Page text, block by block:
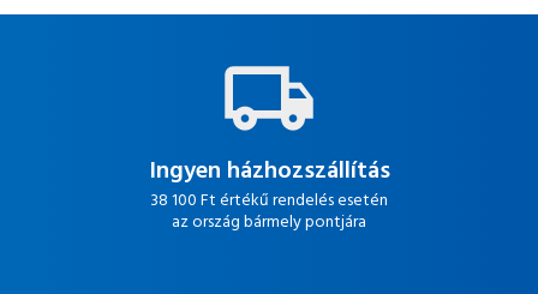
Ingyen házhozszállítás
38 100 Ft értékű rendelés esetén
az ország bármely pontjára